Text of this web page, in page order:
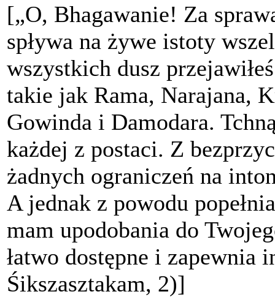
[„O, Bhagawanie! Za
spływa na żywe istoty
wszystkich dusz
takie jak Rama, Narajana,
Gowinda i Damodara.
każdej z postaci. Z
żadnych ograniczeń na
A jednak z powodu
mam upodobania do
łatwo dostępne i zapewnia
Śikszasztakam, 2)]